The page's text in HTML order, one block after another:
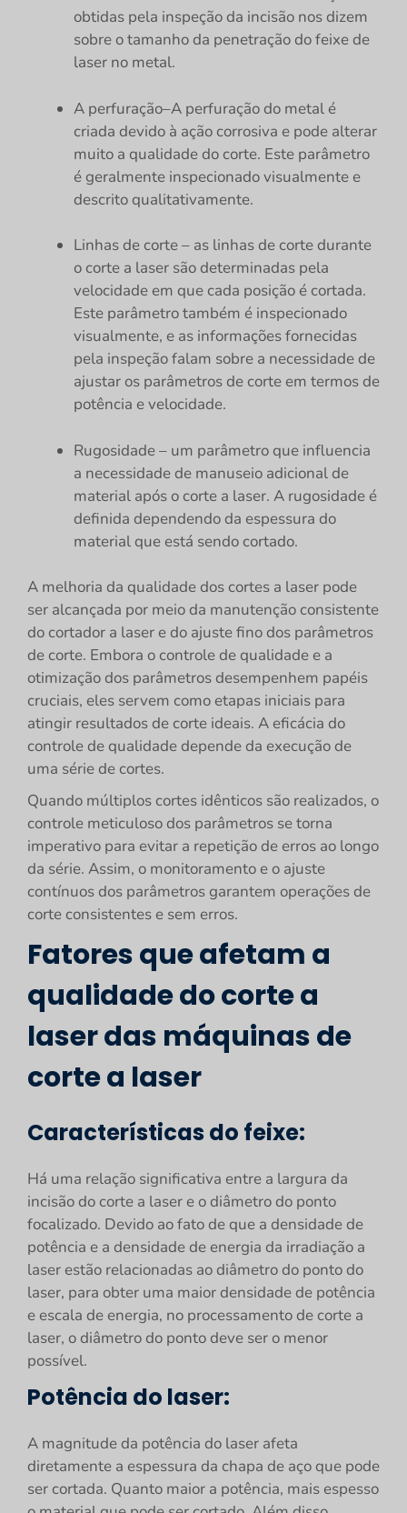
obtidas pela inspeção da incisão nos dizem
sobre o tamanho da penetração do feixe de
laser no metal.
A perfuração–A perfuração do metal é
criada devido à ação corrosiva e pode alterar
muito a qualidade do corte. Este parâmetro
é geralmente inspecionado visualmente e
descrito qualitativamente.
Linhas de corte – as linhas de corte durante
o corte a laser são determinadas pela
velocidade em que cada posição é cortada.
Este parâmetro também é inspecionado
visualmente, e as informações fornecidas
pela inspeção falam sobre a necessidade de
ajustar os parâmetros de corte em termos de
potência e velocidade.
Rugosidade – um parâmetro que influencia
a necessidade de manuseio adicional de
material após o corte a laser. A rugosidade é
definida dependendo da espessura do
material que está sendo cortado.
A melhoria da qualidade dos cortes a laser pode
ser alcançada por meio da manutenção consistente
do cortador a laser e do ajuste fino dos parâmetros
de corte. Embora o controle de qualidade e a
otimização dos parâmetros desempenhem papéis
cruciais, eles servem como etapas iniciais para
atingir resultados de corte ideais. A eficácia do
controle de qualidade depende da execução de
uma série de cortes.
Quando múltiplos cortes idênticos são realizados, o
controle meticuloso dos parâmetros se torna
imperativo para evitar a repetição de erros ao longo
da série. Assim, o monitoramento e o ajuste
contínuos dos parâmetros garantem operações de
corte consistentes e sem erros.
Fatores que afetam a
qualidade do corte a
laser das máquinas de
corte a laser
Características do feixe:
Há uma relação significativa entre a largura da
incisão do corte a laser e o diâmetro do ponto
focalizado. Devido ao fato de que a densidade de
potência e a densidade de energia da irradiação a
laser estão relacionadas ao diâmetro do ponto do
laser, para obter uma maior densidade de potência
e escala de energia, no processamento de corte a
laser, o diâmetro do ponto deve ser o menor
possível.
Potência do laser:
A magnitude da potência do laser afeta
diretamente a espessura da chapa de aço que pode
ser cortada. Quanto maior a potência, mais espesso